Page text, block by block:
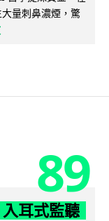
量刺鼻濃煙，驚
89
耳式監聽